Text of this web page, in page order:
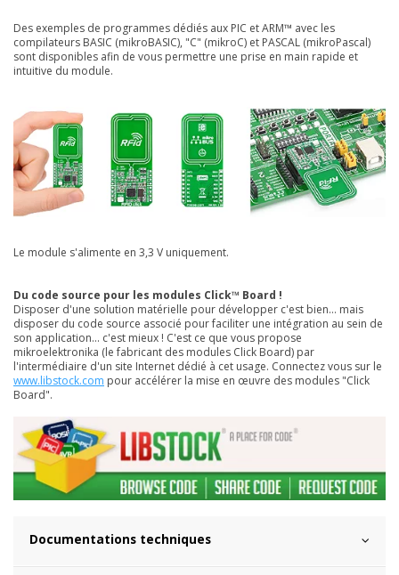
Des exemples de programmes dédiés aux PIC et ARM™ avec les
compilateurs BASIC (mikroBASIC), "C" (mikroC) et PASCAL (mikroPascal)
sont disponibles afin de vous permettre une prise en main rapide et
intuitive du module.
Le module s'alimente en 3,3 V uniquement.
Du code source pour les modules Click™ Board !
Disposer d'une solution matérielle pour développer c'est bien... mais
disposer du code source associé pour faciliter une intégration au sein de
son application... c'est mieux ! C'est ce que vous propose
mikroelektronika (le fabricant des modules Click Board) par
l'intermédiaire d'un site Internet dédié à cet usage. Connectez vous sur le
www.libstock.com pour accélérer la mise en œuvre des modules "Click
Board".
Documentations techniques